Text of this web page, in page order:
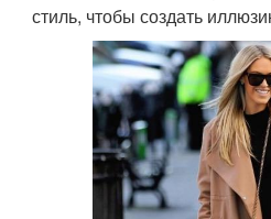
стиль, чтобы создать